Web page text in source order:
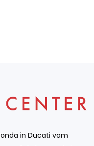
in Ducati vam